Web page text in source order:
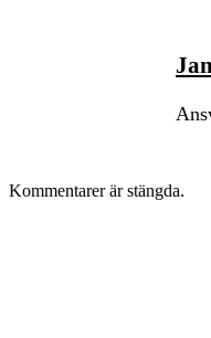
Kommentarer är stängda.